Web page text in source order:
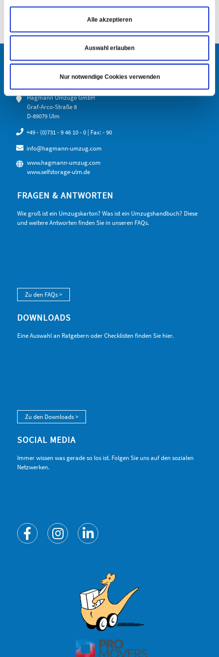
Alle akzeptieren
Auswahl erlauben
Nur notwendige Cookies verwenden
Hagmann Umzüge GmbH
Graf-Arco-Straße 8
D-89079 Ulm
+49 - (0)731 - 9 46 10 - 0 | Fax: - 90
info@hagmann-umzug.com
www.hagmann-umzug.com
www.selfstorage-ulm.de
FRAGEN & ANTWORTEN
Wie groß ist ein Umzugskarton? Was ist ein Umzugshandbuch? Diese
und weitere Antworten finden Sie in unseren FAQs.
Zu den FAQs >
DOWNLOADS
Eine Auswahl an Ratgebern oder Checklisten finden Sie hier.
Zu den Downloads >
SOCIAL MEDIA
Immer wissen was gerade so los ist. Folgen Sie uns auf den sozialen
Netzwerken.